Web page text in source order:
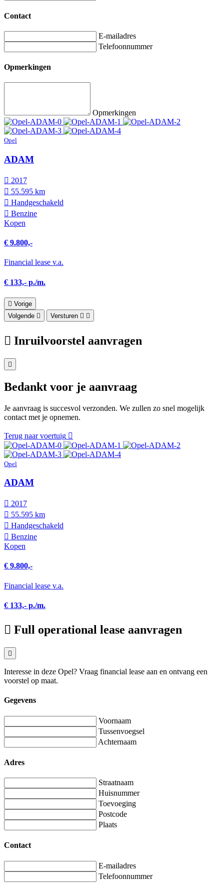
Contact
E-mailadres
Telefoonnummer
Opmerkingen
Opmerkingen
Opel
ADAM
2017
55.595 km
Hand­geschakeld
Benzine
Kopen
€ 9.800,-
Financial lease v.a.
€ 133,- p./m.
Vorige
Volgende
Versturen
Inruilvoorstel aanvragen
Bedankt voor je aanvraag
Je aanvraag is succesvol verzonden. We zullen zo snel mogelijk
contact met je opnemen.
Terug naar voertuig
Opel
ADAM
2017
55.595 km
Hand­geschakeld
Benzine
Kopen
€ 9.800,-
Financial lease v.a.
€ 133,- p./m.
Full operational lease aanvragen
Interesse in deze Opel? Vraag financial lease aan en ontvang een
voorstel op maat.
Gegevens
Voornaam
Tussenvoegsel
Achternaam
Adres
Straatnaam
Huisnummer
Toevoeging
Postcode
Plaats
Contact
E-mailadres
Telefoonnummer